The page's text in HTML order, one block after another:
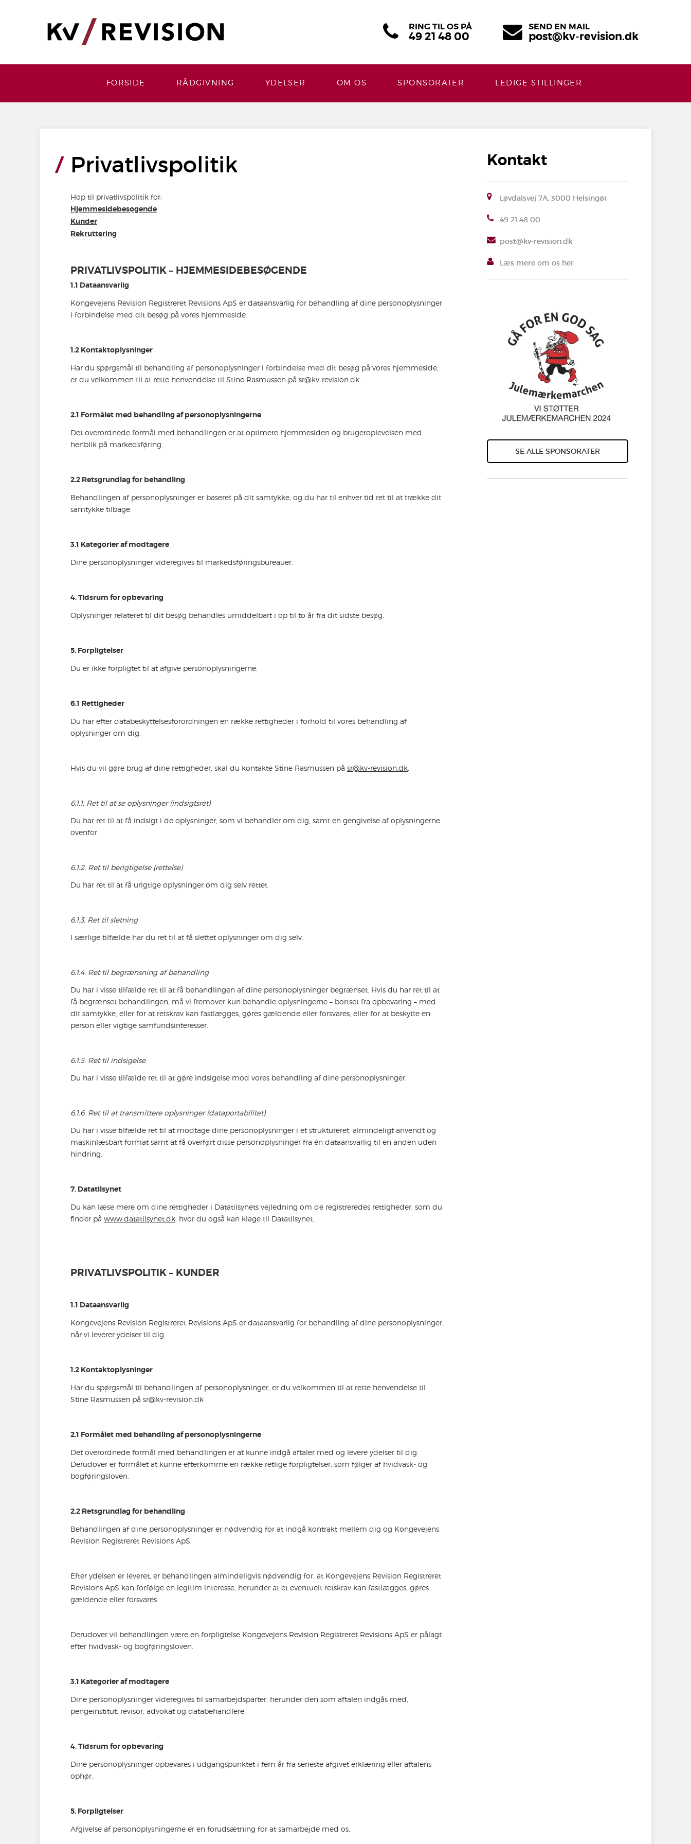
RING TIL OS PÅ
49 21 48 00
SEND EN MAIL
post@kv-revision.dk
FORSIDE RÅDGIVNING YDELSER OM OS SPONSORATER LEDIGE STILLINGER
Privatlivspolitik
Hop til privatlivspolitik for:
Hjemmesidebesøgende
Kunder
Rekruttering
PRIVATLIVSPOLITIK – HJEMMESIDEBESØGENDE
1.1 Dataansvarlig
Kongevejens Revision Registreret Revisions ApS er dataansvarlig for behandling af dine personoplysninger
i forbindelse med dit besøg på vores hjemmeside.
1.2 Kontaktoplysninger
Har du spørgsmål til behandling af personoplysninger i forbindelse med dit besøg på vores hjemmeside,
er du velkommen til at rette henvendelse til Stine Rasmussen på sr@kv-revision.dk.
2.1 Formålet med behandling af personoplysningerne
Det overordnede formål med behandlingen er at optimere hjemmesiden og brugeroplevelsen med
henblik på markedsføring.
2.2 Retsgrundlag for behandling
Behandlingen af personoplysninger er baseret på dit samtykke, og du har til enhver tid ret til at trække dit
samtykke tilbage.
3.1 Kategorier af modtagere
Dine personoplysninger videregives til markedsføringsbureauer.
4. Tidsrum for opbevaring
Oplysninger relateret til dit besøg behandles umiddelbart i op til to år fra dit sidste besøg.
5. Forpligtelser
Du er ikke forpligtet til at afgive personoplysningerne.
6.1 Rettigheder
Du har efter databeskyttelsesforordningen en række rettigheder i forhold til vores behandling af
oplysninger om dig.
Hvis du vil gøre brug af dine rettigheder, skal du kontakte Stine Rasmussen på sr@kv-revision.dk
6.1.1. Ret til at se oplysninger (indsigtsret)
Du har ret til at få indsigt i de oplysninger, som vi behandler om dig, samt en gengivelse af oplysningerne
ovenfor.
6.1.2. Ret til berigtigelse (rettelse)
Du har ret til at få urigtige oplysninger om dig selv rettet.
6.1.3. Ret til sletning
I særlige tilfælde har du ret til at få slettet oplysninger om dig selv.
6.1.4. Ret til begrænsning af behandling
Du har i visse tilfælde ret til at få behandlingen af dine personoplysninger begrænset. Hvis du har ret til at
få begrænset behandlingen, må vi fremover kun behandle oplysningerne – bortset fra opbevaring – med
dit samtykke, eller for at retskrav kan fastlægges, gøres gældende eller forsvares, eller for at beskytte en
person eller vigtige samfundsinteresser.
6.1.5. Ret til indsigelse
Du har i visse tilfælde ret til at gøre indsigelse mod vores behandling af dine personoplysninger.
6.1.6. Ret til at transmittere oplysninger (dataportabilitet)
Du har i visse tilfælde ret til at modtage dine personoplysninger i et struktureret, almindeligt anvendt og
maskinlæsbart format samt at få overført disse personoplysninger fra én dataansvarlig til en anden uden
hindring.
7. Datatilsynet
Du kan læse mere om dine rettigheder i Datatilsynets vejledning om de registreredes rettigheder, som du
finder på www.datatilsynet.dk , hvor du også kan klage til Datatilsynet.
PRIVATLIVSPOLITIK – KUNDER
1.1 Dataansvarlig
Kongevejens Revision Registreret Revisions ApS er dataansvarlig for behandling af dine personoplysninger,
når vi leverer ydelser til dig.
1.2 Kontaktoplysninger
Har du spørgsmål til behandlingen af personoplysninger, er du velkommen til at rette henvendelse til
Stine Rasmussen på sr@kv-revision.dk
2.1 Formålet med behandling af personoplysningerne
Det overordnede formål med behandlingen er at kunne indgå aftaler med og levere ydelser til dig
Derudover er formålet at kunne efterkomme en række retlige forpligtelser, som følger af hvidvask- og
bogføringsloven.
2.2 Retsgrundlag for behandling
Behandlingen af dine personoplysninger er nødvendig for at indgå kontrakt mellem dig og Kongevejens
Revision Registreret Revisions ApS.
Efter ydelsen er leveret, er behandlingen almindeligvis nødvendig for, at Kongevejens Revision Registreret
Revisions ApS kan forfølge en legitim interesse, herunder at et eventuelt retskrav kan fastlægges, gøres
gældende eller forsvares.
Derudover vil behandlingen være en forpligtelse Kongevejens Revision Registreret Revisions ApS er pålagt
efter hvidvask- og bogføringsloven.
3.1 Kategorier af modtagere
Dine personoplysninger videregives til samarbejdsparter, herunder den som aftalen indgås med,
pengeinstitut, revisor, advokat og databehandlere.
4. Tidsrum for opbevaring
Dine personoplysninger opbevares i udgangspunktet i fem år fra seneste afgivet erklæring eller aftalens
ophør.
5. Forpligtelser
Afgivelse af personoplysningerne er en forudsætning for at samarbejde med os.
Kontakt
Løvdalsvej 7A, 3000 Helsingør
49 21 48 00
post@kv-revision.dk
Læs mere om os her
SE ALLE SPONSORATER